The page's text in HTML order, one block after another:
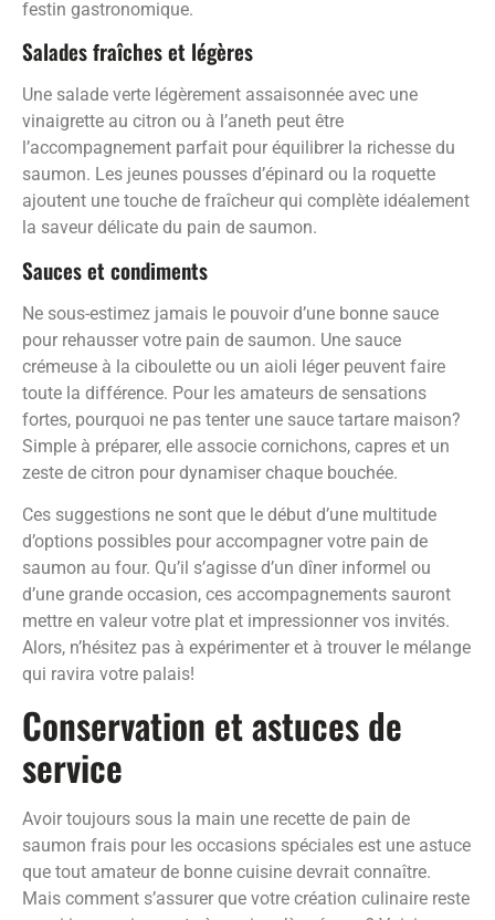
festin gastronomique.
Salades fraîches et légères
Une salade verte légèrement assaisonnée avec une
vinaigrette au citron ou à l’aneth peut être
l’accompagnement parfait pour équilibrer la richesse du
saumon. Les jeunes pousses d’épinard ou la roquette
ajoutent une touche de fraîcheur qui complète idéalement
la saveur délicate du pain de saumon.
Sauces et condiments
Ne sous-estimez jamais le pouvoir d’une bonne sauce
pour rehausser votre pain de saumon. Une sauce
crémeuse à la ciboulette ou un aioli léger peuvent faire
toute la différence. Pour les amateurs de sensations
fortes, pourquoi ne pas tenter une sauce tartare maison?
Simple à préparer, elle associe cornichons, capres et un
zeste de citron pour dynamiser chaque bouchée.
Ces suggestions ne sont que le début d’une multitude
d’options possibles pour accompagner votre pain de
saumon au four. Qu’il s’agisse d’un dîner informel ou
d’une grande occasion, ces accompagnements sauront
mettre en valeur votre plat et impressionner vos invités.
Alors, n’hésitez pas à expérimenter et à trouver le mélange
qui ravira votre palais!
Conservation et astuces de
service
Avoir toujours sous la main une recette de pain de
saumon frais pour les occasions spéciales est une astuce
que tout amateur de bonne cuisine devrait connaître.
Mais comment s’assurer que votre création culinaire reste